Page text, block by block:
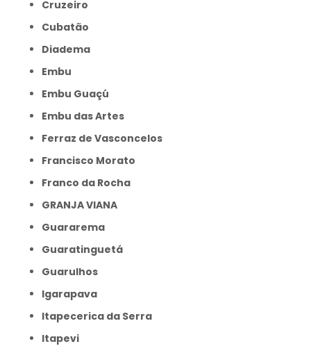
Cruzeiro
Cubatão
Diadema
Embu
Embu Guaçú
Embu das Artes
Ferraz de Vasconcelos
Francisco Morato
Franco da Rocha
GRANJA VIANA
Guararema
Guaratinguetá
Guarulhos
Igarapava
Itapecerica da Serra
Itapevi